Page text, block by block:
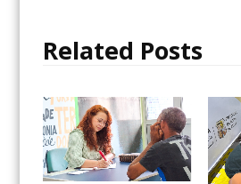
k
i
a
r
Related Posts